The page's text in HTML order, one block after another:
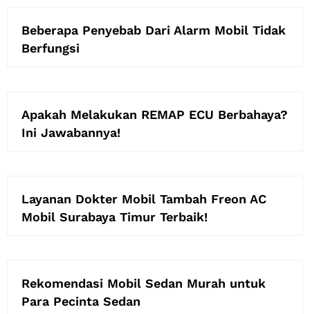
Beberapa Penyebab Dari Alarm Mobil Tidak
Berfungsi
Apakah Melakukan REMAP ECU Berbahaya?
Ini Jawabannya!
Layanan Dokter Mobil Tambah Freon AC
Mobil Surabaya Timur Terbaik!
Rekomendasi Mobil Sedan Murah untuk
Para Pecinta Sedan